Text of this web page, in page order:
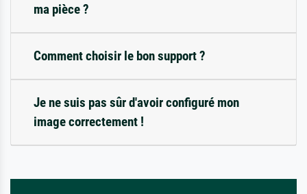
ma pièce ?
Comment choisir le bon support ?
Je ne suis pas sûr d'avoir configuré mon
image correctement !